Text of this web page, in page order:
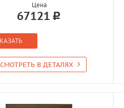
Цена
67121
В ДЕТАЛЯХ